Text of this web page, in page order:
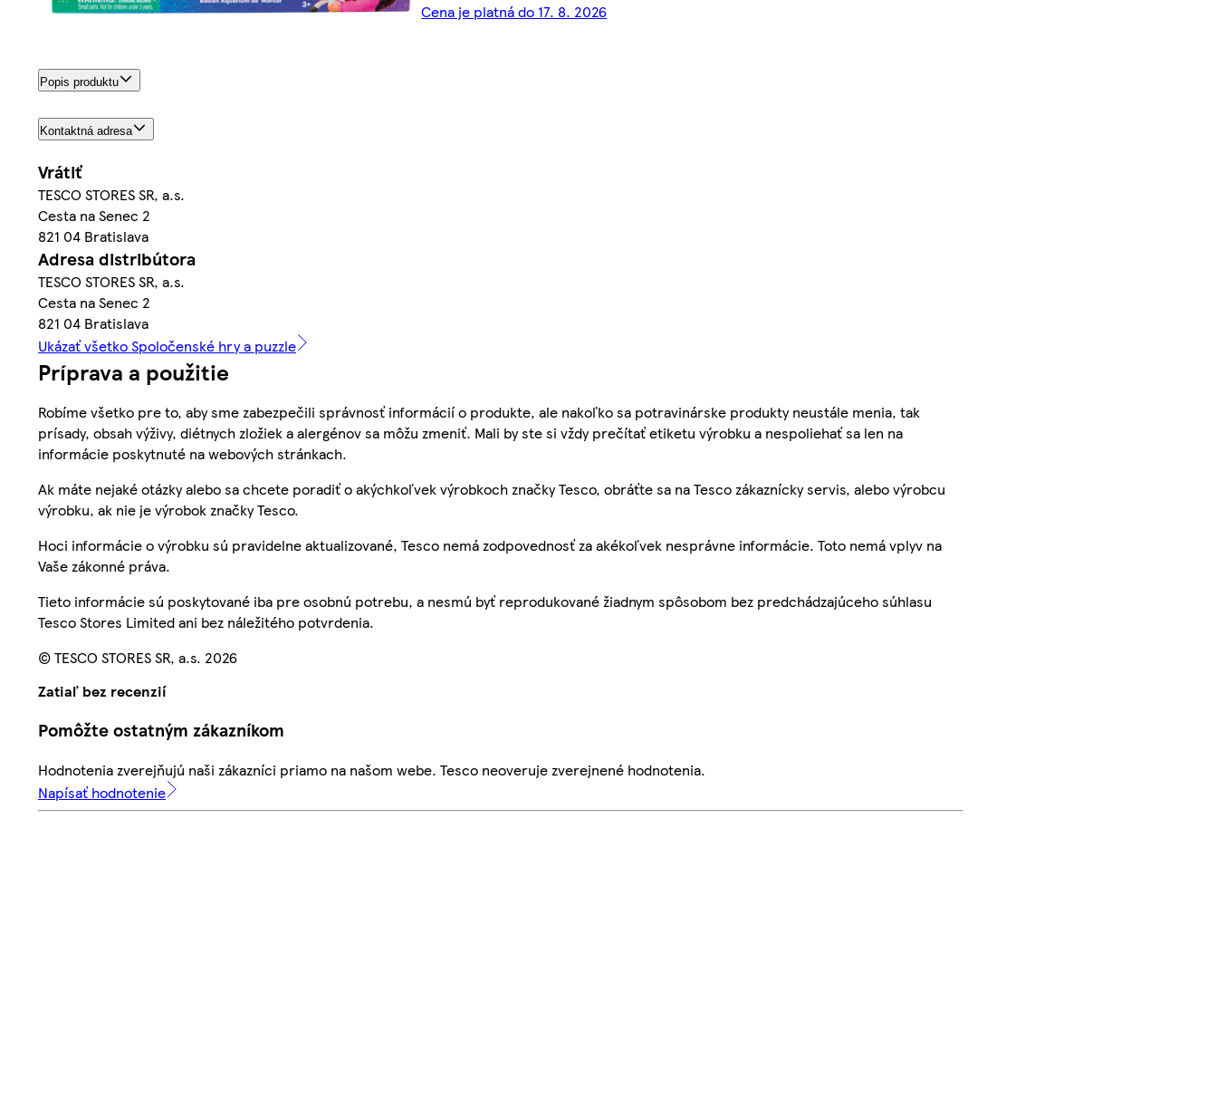
Cena je platná do 17. 8. 2026
Popis produktu
Kontaktná adresa
Vrátiť
TESCO STORES SR, a.s.
Cesta na Senec 2
821 04 Bratislava
Adresa distribútora
TESCO STORES SR, a.s.
Cesta na Senec 2
821 04 Bratislava
Ukázať všetko Spoločenské hry a puzzle
Príprava a použitie
Robíme všetko pre to, aby sme zabezpečili správnosť informácií o produkte, ale nakoľko sa potravinárske produkty neustále menia, tak
prísady, obsah výživy, diétnych zložiek a alergénov sa môžu zmeniť. Mali by ste si vždy prečítať etiketu výrobku a nespoliehať sa len na
informácie poskytnuté na webových stránkach.
Ak máte nejaké otázky alebo sa chcete poradiť o akýchkoľvek výrobkoch značky Tesco, obráťte sa na Tesco zákaznícky servis, alebo výrobcu
výrobku, ak nie je výrobok značky Tesco.
Hoci informácie o výrobku sú pravidelne aktualizované, Tesco nemá zodpovednosť za akékoľvek nesprávne informácie. Toto nemá vplyv na
Vaše zákonné práva.
Tieto informácie sú poskytované iba pre osobnú potrebu, a nesmú byť reprodukované žiadnym spôsobom bez predchádzajúceho súhlasu
Tesco Stores Limited ani bez náležitého potvrdenia.
© TESCO STORES SR, a.s. 2026
Zatiaľ bez recenzií
Pomôžte ostatným zákazníkom
Hodnotenia zverejňujú naši zákazníci priamo na našom webe. Tesco neoveruje zverejnené hodnotenia.
Napísať hodnotenie